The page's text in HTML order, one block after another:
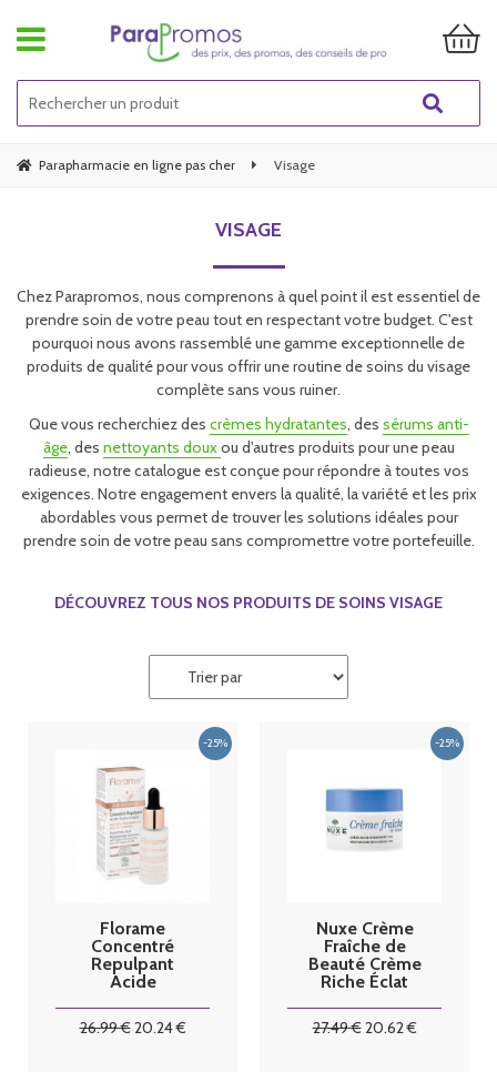
Parapharmacie en ligne pas cher Visage
VISAGE
Chez Parapromos, nous comprenons à quel point il est essentiel de
prendre soin de votre peau tout en respectant votre budget. C'est
pourquoi nous avons rassemblé une gamme exceptionnelle de
produits de qualité pour vous offrir une routine de soins du visage
complète sans vous ruiner.
Que vous recherchiez des crèmes hydratantes, des sérums anti-
âge, des nettoyants douxou d'autres produits pour une peau
radieuse, notre catalogue est conçue pour répondre à toutes vos
exigences. Notre engagement envers la qualité, la variété et les prix
abordables vous permet de trouver les solutions idéales pour
prendre soin de votre peau sans compromettre votre portefeuille.
DÉCOUVREZ TOUS NOS PRODUITS DE SOINS VISAGE
Florame
Concentré
Repulpant
Acide
26.99€20.24€
Nuxe Crème
Fraîche de
Beauté Crème
Riche Éclat
27.49€20.62€